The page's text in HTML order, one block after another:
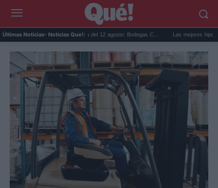
Últimas Noticias- Noticias Que!:
Eclipse solar en Cariñena del 12 agosto: Bodegas C... Las mejores hipotecas de